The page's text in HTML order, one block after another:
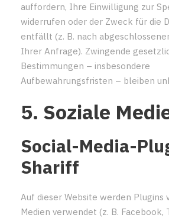
auffordern, Ihre Einwilligung zur
widerrufen oder der Zweck für die
entfällt (z. B. nach
Ihrer Anfrage). Zwingende
Bestimmungen – insbesondere
Aufbewahrungsfristen – bleiben
5. Soziale
Social-Media-
Shariff
Auf dieser Website werden Plugins
Medien verwendet (z. B. Facebook,